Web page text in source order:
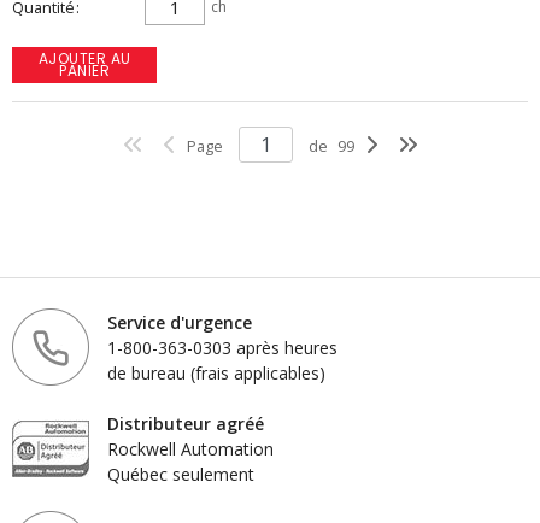
Quantité ch
AJOUTER AU
PANIER
Page de 99
Service d'urgence
1-800-363-0303 après heures
de bureau (frais applicables)
Distributeur agréé
Rockwell Automation
Québec seulement